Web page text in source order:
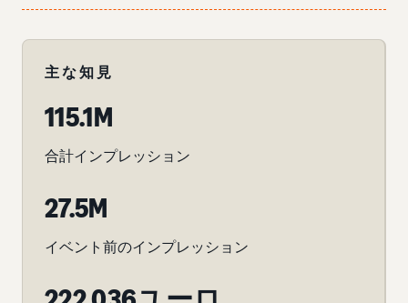
主な知見
115.1M
合計インプレッション
27.5M
イベント前のインプレッション